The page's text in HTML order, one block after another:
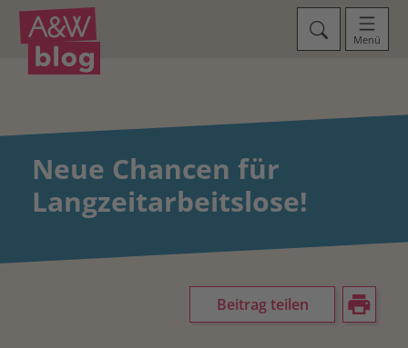
Menü
Neue Chancen für
Langzeitarbeitslose!
Beitrag teilen